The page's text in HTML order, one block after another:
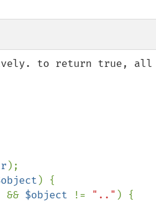
to return true,
);
) {
&& $object != ".." ) {